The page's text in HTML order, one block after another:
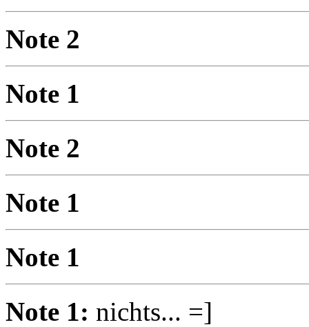
Note 2
Note 1
Note 2
Note 1
Note 1
Note 1: nichts... =]